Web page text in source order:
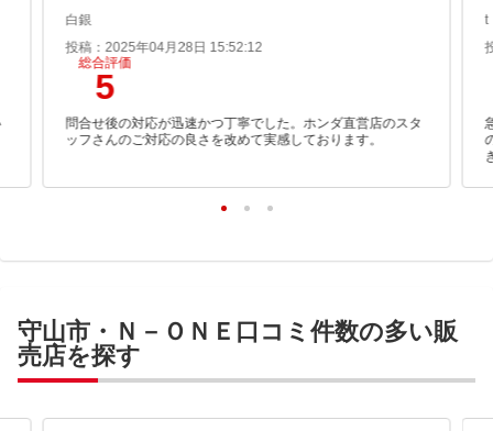
白銀
投稿：2025年04月28日 15:52:12
総合評価
5
問合せ後の対応が迅速かつ丁寧でした。ホンダ直営店のスタ
ッフさんのご対応の良さを改めて実感しております。
t
守山市・Ｎ－ＯＮＥ口コミ件数の多い販
売店を探す